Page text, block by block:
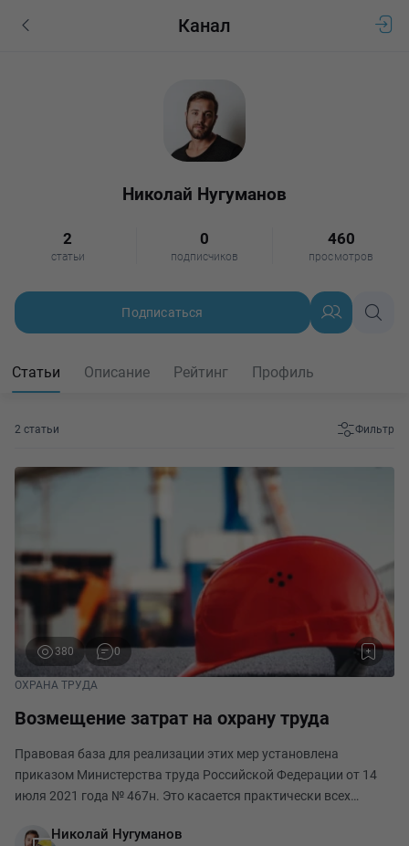
Канал
Николай Нугуманов
2
статьи
0
подписчиков
460
просмотров
Подписаться
Статьи Описание Рейтинг Профиль
2 статьи Фильтр
380 0
ОХРАНА ТРУДА
Возмещение затрат на охрану труда
Правовая база для реализации этих мер установлена
приказом Министерства труда Российской Федерации от 14
июля 2021 года № 467н. Это касается практически всех
ответственных за социальное страхование своих работ
Николай Нугуманов